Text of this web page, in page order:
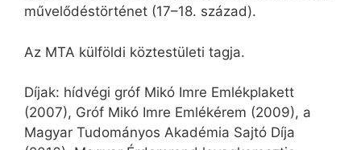
művelődéstörténet (17–18. század).
Az MTA külföldi köztestületi tagja.
Díjak: hídvégi gróf Mikó Imre Emlékplakett
(2007), Gróf Mikó Imre Emlékérem (2009), a
Magyar Tudományos Akadémia Sajtó Díja